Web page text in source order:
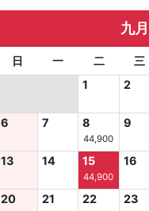
九月
日 一 二 三
1
2
6 7 8
44,900
9
13 14 15
44,900
16
20 21 22 23